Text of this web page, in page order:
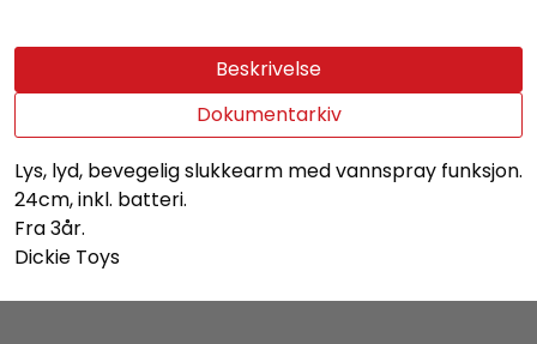
Beskrivelse
Dokumentarkiv
Lys, lyd, bevegelig slukkearm med vannspray funksjon.
24cm, inkl. batteri.
Fra 3år.
Dickie Toys